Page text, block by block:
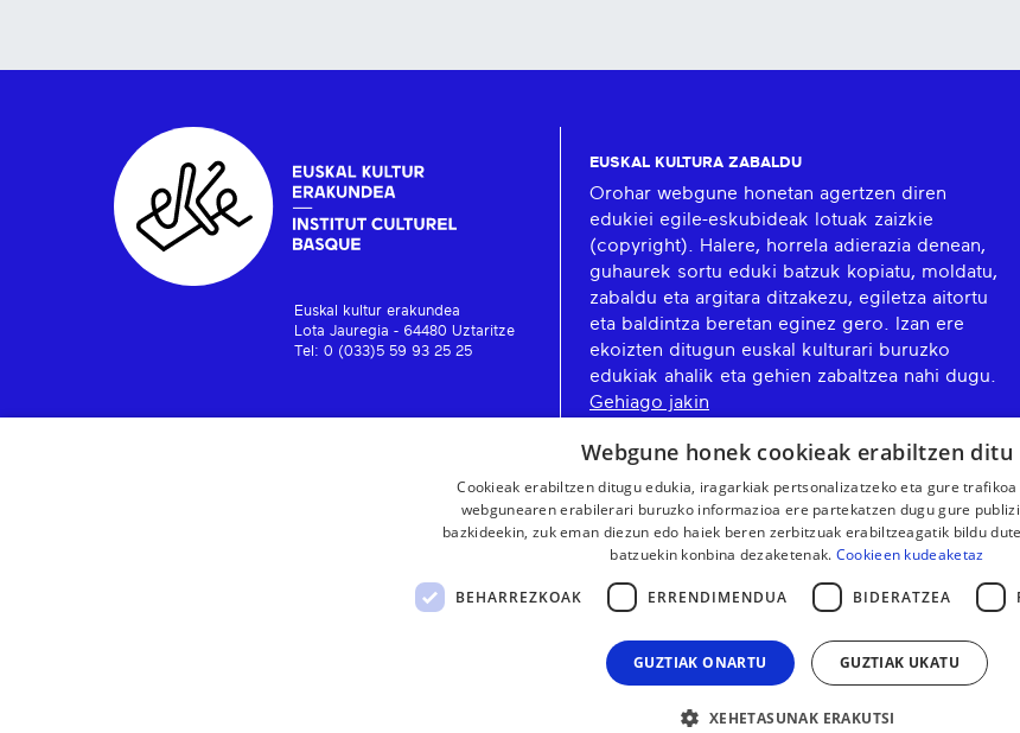
Euskal kultur erakundea
Lota Jauregia - 64480 Uztaritze
Tel: 0 (033)5 59 93 25 25
EUSKAL KULTURA ZABALDU
Orohar webgune honetan agertzen diren
edukiei egile-eskubideak lotuak zaizkie
(copyright). Halere, horrela adierazia denean,
guhaurek sortu eduki batzuk kopiatu, moldatu,
zabaldu eta argitara ditzakezu, egiletza aitortu
eta baldintza beretan eginez gero. Izan ere
ekoizten ditugun euskal kulturari buruzko
edukiak ahalik eta gehien zabaltzea nahi dugu.
Gehiago jakin
Webgune honek cookieak erabiltzen ditu
Cookieak erabiltzen ditugu edukia, iragarkiak pertsonalizatzeko eta gure
webgunearen erabilerari buruzko informazioa ere partekatzen dugu gure
bazkideekin, zuk eman diezun edo haiek beren zerbitzuak erabiltzeagatik bildu
batzuekin konbina dezaketenak. Cookieen kudeaketaz
BEHARREZKOAK ERRENDIMENDUA BIDERATZEA
GUZTIAK ONARTU GUZTIAK UKATU
XEHETASUNAK ERAKUTSI